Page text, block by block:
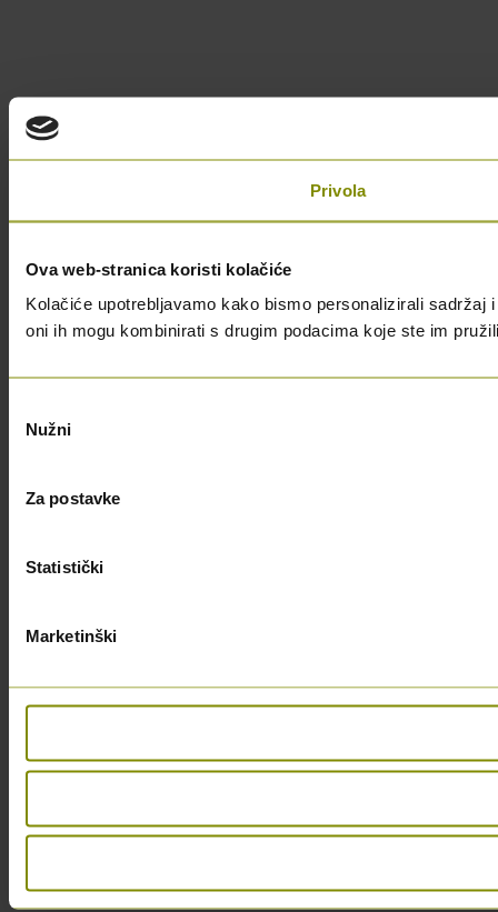
Privola
Ova web-stranica koristi kolačiće
Kolačiće upotrebljavamo kako bismo personalizirali
oni ih mogu kombinirati s drugim podacima koje ste im
pristanka
Nužni
Za postavke
Statistički
Marketinški